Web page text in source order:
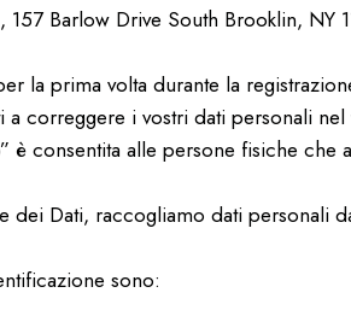
157 Barlow Drive South Brooklin, NY
la prima volta durante la
correggere i vostri dati personali nel
è consentita alle persone fisiche che
Dati, raccogliamo dati personali
sono: